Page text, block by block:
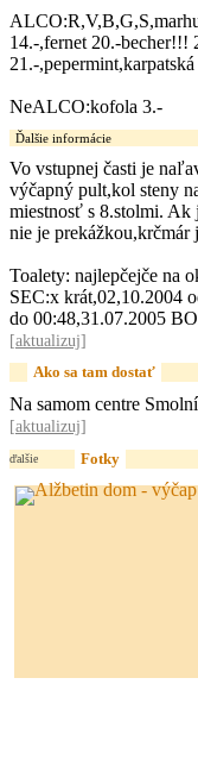
14.-,fernet 20.-becher!!!
21.-
NeALCO:kofola 3.-
Ďalšie informácie
Vo vstupnej časti je
výčapný pult,kol steny
miestnosť s 8.stolmi. Ak
nie je prekážkou,krčmár
Toalety: najlepčejče na
SEC:x krát,02,10.2004
do 00:48,31.07.2005
[aktualizuj]
Ako sa tam dostať
Na samom centre
[aktualizuj]
ďalšie Fotky